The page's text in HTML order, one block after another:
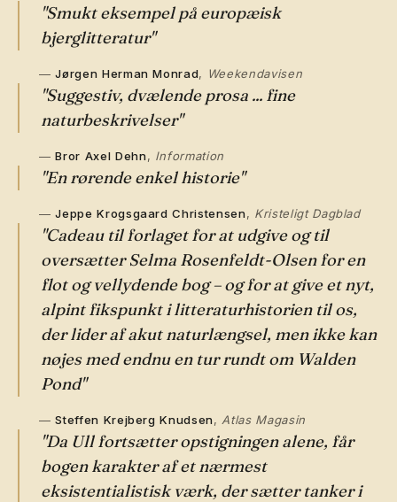
"Smukt eksempel på europæisk
bjerglitteratur"
Jørgen Herman Monrad, Weekendavisen
"Suggestiv, dvælende prosa ... fine
naturbeskrivelser"
Bror Axel Dehn, Information
"En rørende enkel historie"
Jeppe Krogsgaard Christensen, Kristeligt Dagblad
"Cadeau til forlaget for at udgive og til
oversætter Selma Rosenfeldt-Olsen for en
flot og vellydende bog – og for at give et nyt,
alpint fikspunkt i litteraturhistorien til os,
der lider af akut naturlængsel, men ikke kan
nøjes med endnu en tur rundt om Walden
Pond"
Steffen Krejberg Knudsen, Atlas Magasin
"Da Ull fortsætter opstigningen alene, får
bogen karakter af et nærmest
eksistentialistisk værk, der sætter tanker i